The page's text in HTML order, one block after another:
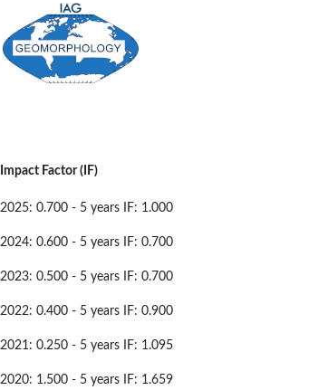
Impact Factor (IF)
2025: 0.700 - 5 years IF: 1.000
2024: 0.600 - 5 years IF: 0.700
2023: 0.500 - 5 years IF: 0.700
2022: 0.400 - 5 years IF: 0.900
2021: 0.250 - 5 years IF: 1.095
2020: 1.500 - 5 years IF: 1.659